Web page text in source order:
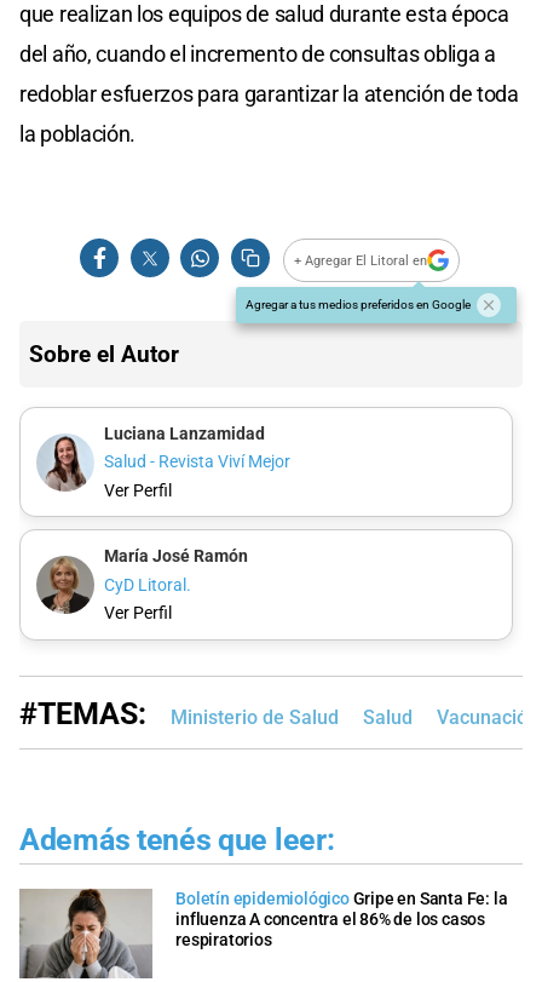
que realizan los equipos de salud durante esta época
del año, cuando el incremento de consultas obliga a
redoblar esfuerzos para garantizar la atención de toda
la población.
+ Agregar El Litoral en
Agregar a tus medios preferidos en Google
Sobre el Autor
Luciana Lanzamidad
Salud - Revista Viví Mejor
Ver Perfil
María José Ramón
CyD Litoral.
Ver Perfil
#TEMAS: Ministerio de Salud Salud Vacunación
Además tenés que leer:
Boletín epidemiológicoGripe en Santa Fe: la
influenza A concentra el 86% de los casos
respiratorios